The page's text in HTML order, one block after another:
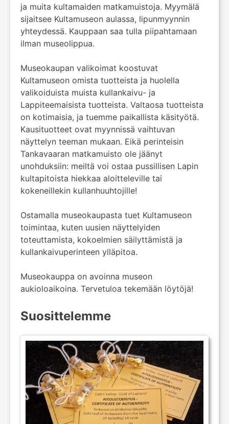
ja muita kultamaiden matkamuistoja. Myymälä
sijaitsee Kultamuseon aulassa, lipunmyynnin
yhteydessä. Kauppaan saa tulla piipahtamaan
ilman museolippua.
Museokaupan valikoimat koostuvat
Kultamuseon omista tuotteista ja huolella
valikoiduista muista kullankaivu- ja
Lappiteemaisista tuotteista. Valtaosa tuotteista
on kotimaisia, ja tuemme paikallista käsityötä.
Kausituotteet ovat myynnissä vaihtuvan
näyttelyn teeman mukaan. Eikä perinteisin
Tankavaaran matkamuisto ole jäänyt
unohduksiin: meiltä voi ostaa pussillisen Lapin
kultapitoista hiekkaa aloitteleville tai
kokeneillekin kullanhuuhtojille!
Ostamalla museokaupasta tuet Kultamuseon
toimintaa, kuten uusien näyttelyiden
toteuttamista, kokoelmien säilyttämistä ja
kullankaivuperinteen ylläpitoa.
Museokauppa on avoinna museon
aukioloaikoina. Tervetuloa tekemään löytöjä!
Suosittelemme